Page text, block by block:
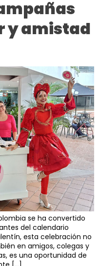
y amistad
se ha convertido
del calendario
esta celebración no
en amigos, colegas y
es una oportunidad de